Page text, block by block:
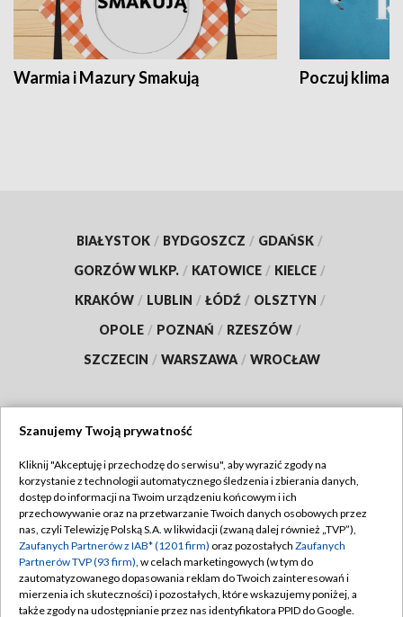
Warmia i Mazury Smakują Poczuj klimat
BIAŁYSTOK / BYDGOSZCZ / GDAŃSK /
GORZÓW WLKP. / KATOWICE / KIELCE /
KRAKÓW / LUBLIN / ŁÓDŹ / OLSZTYN /
OPOLE / POZNAŃ / RZESZÓW /
SZCZECIN / WARSZAWA / WROCŁAW
TVP
Abonament TVP
Emisja w TVP
Centrum informacji TVP
Naziemna Telewizja Cyfrowa
Regulamin TVP
Polityka prywatności
Moje zgody
Pomoc
Szanujemy Twoją prywatność
Kliknij "Akceptuję i przechodzę do serwisu", aby wyrazić zgody na
korzystanie z technologii automatycznego śledzenia i zbierania danych,
dostęp do informacji na Twoim urządzeniu końcowym i ich
przechowywanie oraz na przetwarzanie Twoich danych osobowych przez
nas, czyli Telewizję Polską S.A. w likwidacji (zwaną dalej również „TVP”),
Zaufanych Partnerów z IAB* (1201 firm) oraz pozostałych Zaufanych
Partnerów TVP (93 firm), w celach marketingowych (w tym do
zautomatyzowanego dopasowania reklam do Twoich zainteresowań i
mierzenia ich skuteczności) i pozostałych, które wskazujemy poniżej, a
także zgody na udostępnianie przez nas identyfikatora PPID do Google.